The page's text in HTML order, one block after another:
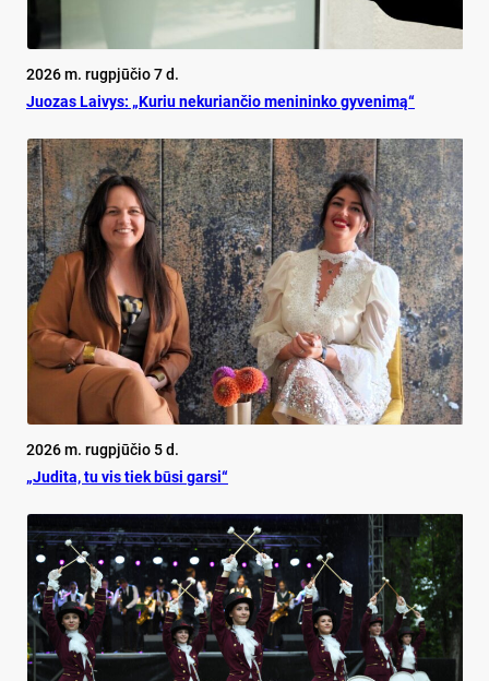
2026 m. rugpjūčio 7 d.
Juo­zas Lai­vys: „Ku­riu ne­ku­rian­čio me­ni­nin­ko gy­ve­ni­mą“
2026 m. rugpjūčio 5 d.
„Judita, tu vis tiek būsi garsi“